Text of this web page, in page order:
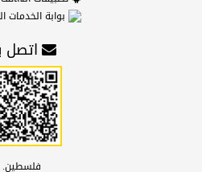
بوابة الخدمات
اتصل
فلسطين.